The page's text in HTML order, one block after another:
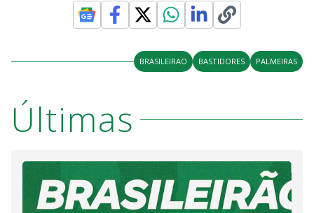
BRASILEIRAO BASTIDORES PALMEIRAS
Últimas